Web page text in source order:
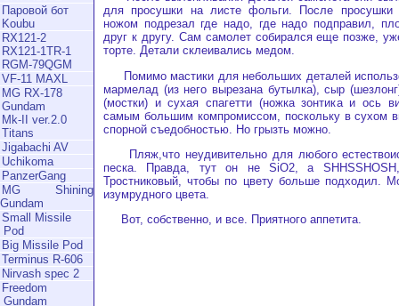
Паровой бот
Koubu
RX121-2
RX121-1TR-1
RGM-79QGM
VF-11 MAXL
MG RX-178
Gundam
Mk-II ver.2.0
Titans
Jigabachi AV
Uchikoma
PanzerGang
MG Shining
Gundam
Small Missile
Pod
Big Missile Pod
Terminus R-606
Nirvash spec 2
Freedom
Gundam
для просушки на листе фольги. После
ножом подрезал где надо, где надо подправил,
друг к другу. Сам самолет собирался еще позже,
торте. Детали склеивались медом.
Помимо мастики для небольших деталей
мармелад (из него вырезана бутылка), сыр
(мостки) и сухая спагетти (ножка зонтика и ось
самым большим компромиссом, поскольку в сухом
спорной съедобностью. Но грызть можно.
Пляж,что неудивительно для любого
песка. Правда, тут он не SiO2, а
Тростниковый, чтобы по цвету больше подходил.
изумрудного цвета.
Вот, собственно, и все. Приятного аппетита.